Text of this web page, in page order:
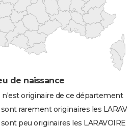
de naissance
n'est originaire de ce département
rarement originaires les
peu originaires les LARAVOIRE